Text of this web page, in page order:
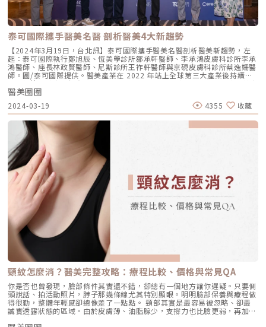
導致傷口感染，造成其他嚴重的問題。• 產生疤痕由於每個人的體質不一
樣，相對術後也會有不同程度上的疤痕，大多數疤痕會在幾個月後逐漸淡
化。對於容易有疤痕體質的患者，醫師會開立抗疤痕藥物，以預防疤痕產
生。患者務必遵照醫師指示用藥物，並且細心照護傷口，以降低疤痕產生的
風險。• 術後不如預期術後最令人擔心的是激烈運動和不規律的生活作
息，這些因素都往往影響傷口的癒合進度，如有上述的狀況也將提升手術失
敗的風險。若要進行第二次手術的難度也較高，況且還需要投入更多金錢和
時間來重修。與其面臨可能再度重修，不如細心照護好傷口。雙眼皮手術失
敗該怎辦？如何補救？• 找尋臨床經驗豐富的醫師如果要再度執行手術相
對於第一次更具挑戰性，也會提升手術複雜度，建議手術失敗的患者與醫師
雙方需充分了解失敗原因。因此選擇一家經驗豐富且設備完善的醫美診所非
常重要，以確保將受損的雙眼皮能安心交付給可靠的專業醫療團隊。• 重
新選擇施作方式在醫師了解患者失敗的主因後，會依照疤痕情況來評估，同
時根據眼型、眼皮給予適合的解決方案。• 遵照醫囑定期回診醫師會詳細
解說術後的護理事項，患者應依照醫師指示使用藥物和定期回診進追蹤，同
時也要努力維持良好的生活作息和習慣，有助於促進傷口更快地康復。
泰可國際攜手醫美名醫 剖析醫美4大新趨勢
【2024年3月19日，台北訊】泰可國際攜手醫美名醫剖析醫美新趨勢，左
起：泰可國際執行鄭旭辰、恆美學診所鄒承軒醫師、李承鴻皮膚科診所李承
鴻醫師、座長林政賢醫師、尼斯診所王祚軒醫師與京硯皮膚科診所蔡逸姍醫
師。圖/泰可國際提供。醫美產業在 2022 年站上全球第三大產業後持續成
長，根據全球市場調查公司 MarketsandMarkets 分析，2023年全球醫美市
場營收約為150億美元，估計在2028年將突破250億美元〔1〕。位於醫美
產業成長最快速的亞太地區，年產值預估超過600億(台幣)的台灣不僅極具
發展量能，更是醫美品牌與供應商的必爭之地。面對富潛力但又高競爭的環
境，如何掌握趨勢契機是突破重圍的關鍵。全球醫美儀器及產品專業代理泰
可國際日前攜手台灣醫美名醫舉辦醫美產品與趨勢研討會，透過實務案例解
析與產品科技對照，帶出最新台灣醫美發展趨勢、科技應用與產業觀察，全
場超過130位醫美診所醫師與代表盛情響應。微整針劑注射熱度不減 名醫王
祚軒分享玻尿酸注射要訣研究顯示全球玻尿酸市場規模預估2030年將達到
168億美元〔2〕，在台灣術式時間短且顯效快的玻尿酸注射成為熱門的微
整針劑類注射選項。尼斯診所執行長王祚軒醫師分享玻尿酸注射的訣竅。王
醫師表示：「玻尿酸注射應掌握內輪廓『充填流失 增加飽滿度』，外輪廓
『拉提輪廓 線條更流暢』兩大原則進行注射施打」。對於玻尿酸療程，王
祚軒醫師說：「玻尿酸有「顆粒型」以及「凝膠型」兩種，顆粒型的玻尿酸
支撐力效果好、硬度高，而凝膠型玻尿酸則是高平滑、組織結合度高、能產
生較自然塑形效果。」王醫師接著說：「玻尿酸療程主要依個人狀況而有不
同，沒有非要哪一種類型，但隨科技進步，近期也推出結合顆粒型及凝膠型
優勢的玻尿酸，像韓國品牌Monalisa玻尿酸即採用獨特的 Hy-BRID 交聯技
術，大幅提高交聯率、降低化學交聯劑量殘留量，改善玻尿酸密度與彈性，
平衡了黏彈性和豐盈持久度，並且透過 GCWs 純化製程去除了殘留的交聯
劑，提高使用的安全性。」MONALISA 愛。玻尿酸圖/泰可國際提供。結合
「微針」與「電波」的新型態微針電波強勢來襲2023年開始，結合「微
針」與「電波」的新型態微針電波成為高詢問度的醫美療程選項，京硯皮膚
科診所蔡逸姍醫師表示：「微針電波是一種能處理多種問題肌的有效且安全
的低侵入式療程，透過極細微針矩陣將「電流」導入淺、中、深層的皮膚進
行加熱，具有刺激膠原蛋白生成、改善膚質環境的作用。」然而伴隨科技的
發展，電波儀器不論是在功能與設計上都更加精準與複合。蔡逸姍醫師表
示：「以今年推出的美國品牌微針電波Matrix翡翠電波為例，其微針電波手
把一次進針即可調整三段深度與能量，讓醫師得以依據患者的狀況作客製化
的參數精細調整；此外搭配超細的針頭與即時電阻回饋與偵測，讓療程過程
醫美圈圈
2024-03-19 4355 收藏
頸紋怎麼消？醫美完整攻略：療程比較、價格與常見QA
你是否也曾發現，臉部條件其實還不錯，卻總有一個地方讓你遲疑。只要側
頭說話、拍活動照片，脖子那幾條線尤其特別顯眼。明明臉部保養與療程做
得很勤，整體年輕感卻總像差了一點點。 頸部其實是最容易被忽略、卻最
誠實透露狀態的區域。由於皮膚薄、油脂腺少，支撐力也比臉更弱，再加上
長期低頭使用手機與電腦的折疊壓力，水平頸紋、垂直動態紋、甚至鬆弛型